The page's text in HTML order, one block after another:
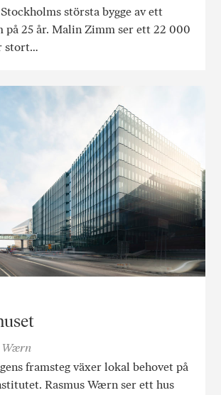
största bygge av ett
på 25 år. Malin Zimm ser ett 22 000
stort…
Wærn
framsteg växer lokal behovet på
Rasmus Wærn ser ett hus